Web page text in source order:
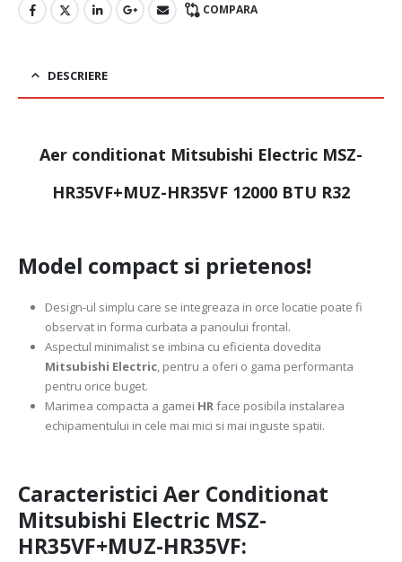
COMPARA
DESCRIERE
Aer conditionat Mitsubishi Electric MSZ-
HR35VF+MUZ-HR35VF 12000 BTU R32
Model compact si prietenos!
Design-ul simplu care se integreaza in orce locatie poate fi
observat in forma curbata a panoului frontal.
Aspectul minimalist se imbina cu eficienta dovedita
Mitsubishi Electric, pentru a oferi o gama performanta
pentru orice buget.
Marimea compacta a gamei HRface posibila instalarea
echipamentului in cele mai mici si mai inguste spatii.
Caracteristici Aer Conditionat
Mitsubishi Electric MSZ-
HR35VF+MUZ-HR35VF: